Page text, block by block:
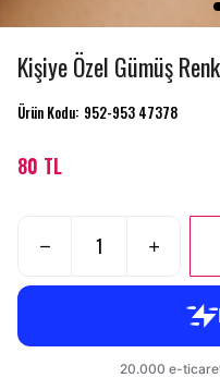
Kişiye Özel Gümüş
Ürün Kodu: 952-953 47378
80 TL